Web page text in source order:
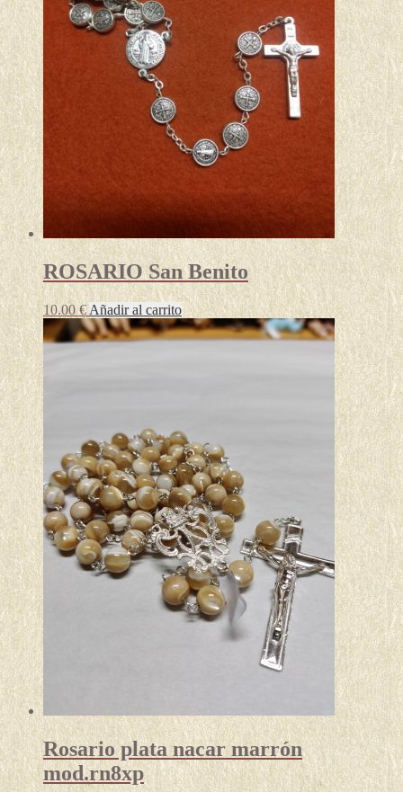
ROSARIO San Benito
10.00€ Añadir al carrito
Rosario plata nacar marrón
mod.rn8xp